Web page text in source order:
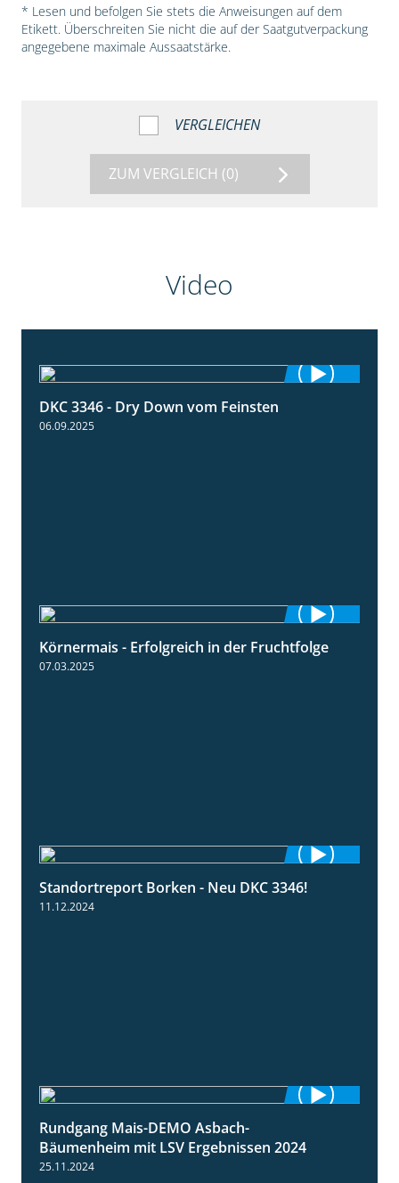
* Lesen und befolgen Sie stets die Anweisungen auf dem
Etikett. Überschreiten Sie nicht die auf der Saatgutverpackung
angegebene maximale Aussaatstärke.
VERGLEICHEN
ZUM VERGLEICH (0)
Video
DKC 3346 - Dry Down vom Feinsten
06.09.2025
2:31
Körnermais - Erfolgreich in der Fruchtfolge
07.03.2025
1:38
Standortreport Borken - Neu DKC 3346!
11.12.2024
Rundgang Mais-DEMO Asbach-
Bäumenheim mit LSV Ergebnissen 2024
25.11.2024